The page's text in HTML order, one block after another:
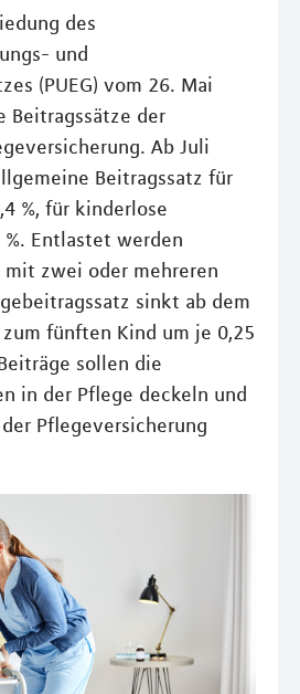
des
und
(PUEG) vom 26. Mai
Beitragssätze der
Ab Juli
Beitragssatz für
%, für kinderlose
Entlastet werden
zwei oder mehreren
sinkt ab dem
fünften Kind um je 0,25
sollen die
in der Pflege deckeln und
Pflegeversicherung